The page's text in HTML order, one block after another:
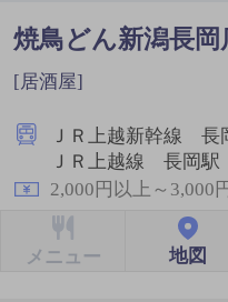
焼鳥どん新潟長岡
[居酒屋]
ＪＲ上越新幹線 長
ＪＲ上越線 長岡駅
2,000円以上～3,000
メニュー 地図